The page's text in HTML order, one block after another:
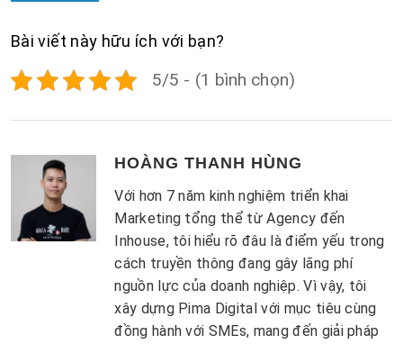
Bài viết này hữu ích với bạn?
5/5 - (1 bình chọn)
HOÀNG THANH HÙNG
Với hơn 7 năm kinh nghiệm triển khai
Marketing tổng thể từ Agency đến
Inhouse, tôi hiểu rõ đâu là điểm yếu trong
cách truyền thông đang gây lãng phí
nguồn lực của doanh nghiệp. Vì vậy, tôi
xây dựng Pima Digital với mục tiêu cùng
đồng hành với SMEs, mang đến giải pháp